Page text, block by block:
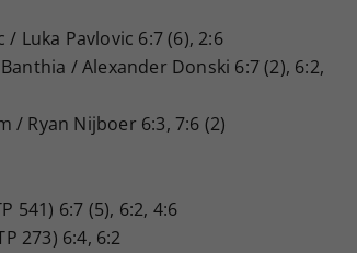
Luka Pavlovic 6:7 (6), 2:6
/ Alexander Donski 6:7 (2), 6:2,
/ Ryan Nijboer 6:3, 7:6 (2)
541) 6:7 (5), 6:2, 4:6
273) 6:4, 6:2